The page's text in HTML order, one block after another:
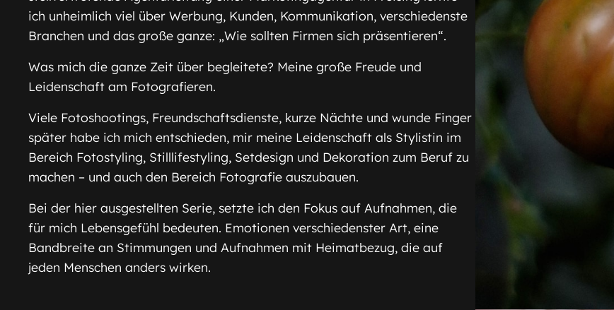
ich unheimlich viel über Werbung, Kunden, Kommunikation, verschiedenste
Branchen und das große ganze: „Wie sollten Firmen sich präsentieren“.
Was mich die ganze Zeit über begleitete? Meine große Freude und
Leidenschaft am Fotografieren.
Viele Fotoshootings, Freundschaftsdienste, kurze Nächte und wunde Finger
später habe ich mich entschieden, mir meine Leidenschaft als Stylistin im
Bereich Fotostyling, Stilllifestyling, Setdesign und Dekoration zum Beruf zu
machen – und auch den Bereich Fotografie auszubauen.
Bei der hier ausgestellten Serie, setzte ich den Fokus auf Aufnahmen, die
für mich Lebensgefühl bedeuten. Emotionen verschiedenster Art, eine
Bandbreite an Stimmungen und Aufnahmen mit Heimatbezug, die auf
jeden Menschen anders wirken.